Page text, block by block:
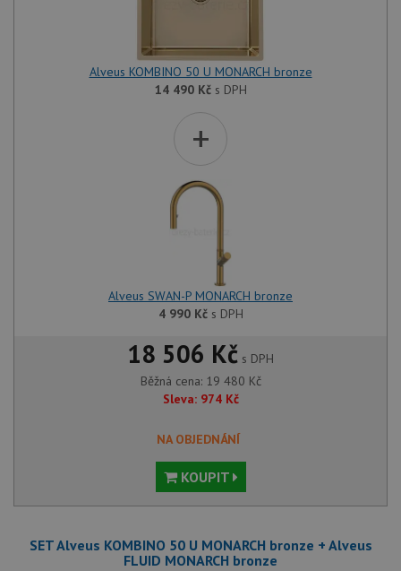
Alveus KOMBINO 50 U MONARCH bronze
14 490 Kčs DPH
+
Alveus SWAN-P MONARCH bronze
4 990 Kčs DPH
18 506 Kč s DPH
Běžná cena: 19 480 Kč
Sleva: 974 Kč
NA OBJEDNÁNÍ
KOUPIT
SET Alveus KOMBINO 50 U MONARCH bronze + Alveus
FLUID MONARCH bronze